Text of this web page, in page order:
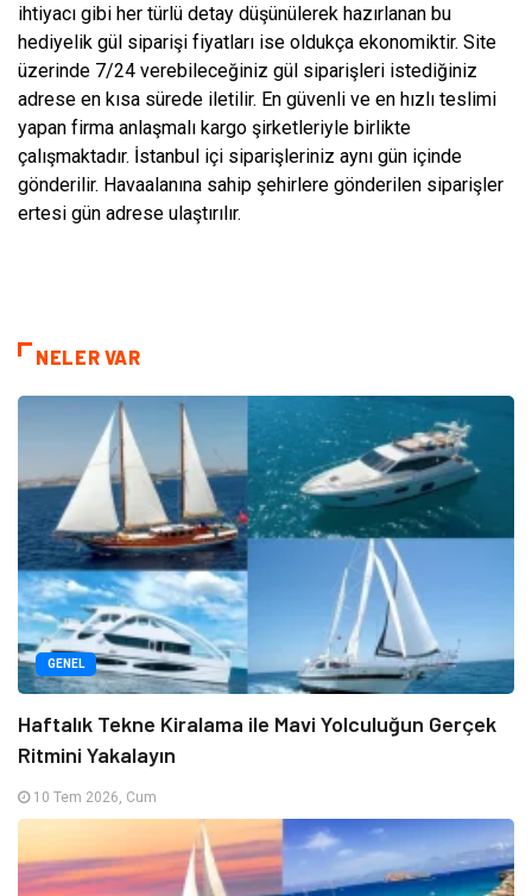
ihtiyacı gibi her türlü detay düşünülerek hazırlanan bu
hediyelik gül siparişi fiyatları ise oldukça ekonomiktir. Site
üzerinde 7/24 verebileceğiniz gül siparişleri istediğiniz
adrese en kısa sürede iletilir. En güvenli ve en hızlı teslimi
yapan firma anlaşmalı kargo şirketleriyle birlikte
çalışmaktadır. İstanbul içi siparişleriniz aynı gün içinde
gönderilir. Havaalanına sahip şehirlere gönderilen siparişler
ertesi gün adrese ulaştırılır.
NELER VAR
GENEL
Haftalık Tekne Kiralama ile Mavi Yolculuğun Gerçek
Ritmini Yakalayın
10 Tem 2026, Cum